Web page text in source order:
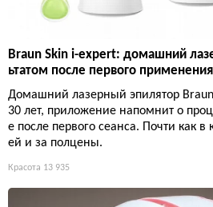
Braun Skin i-expert: домашний
ьтатом после первого применения
Домашний лазерный эпилятор Braun
30 лет, приложение напомнит о
е после первого сеанса. Почти как в
ей и за полцены.
Красота 13 935